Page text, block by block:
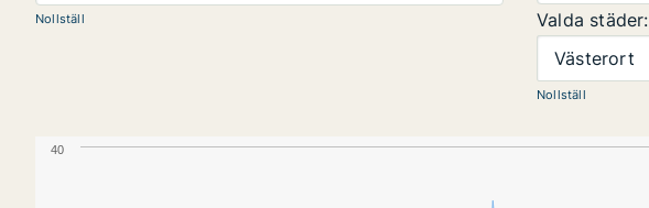
Nollställ
Valda städer:
Västerort
Nollställ
40